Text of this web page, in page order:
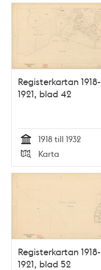
Registerkartan 1918-
1921, blad 42
Tid
1918 till 1932
Typ
Karta
Registerkartan 1918-
1921, blad 52